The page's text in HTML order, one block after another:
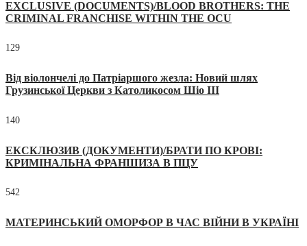
EXCLUSIVE (DOCUMENTS)/BLOOD BROTHERS: THE
CRIMINAL FRANCHISE WITHIN THE OCU
129
Від віолончелі до Патріаршого жезла: Новий шлях
Грузинської Церкви з Католикосом Шіо III
140
ЕКСКЛЮЗИВ (ДОКУМЕНТИ)/БРАТИ ПО КРОВІ:
КРИМІНАЛЬНА ФРАНШИЗА В ПЦУ
542
МАТЕРИНСЬКИЙ ОМОРФОР В ЧАС ВІЙНИ В УКРАЇНІ